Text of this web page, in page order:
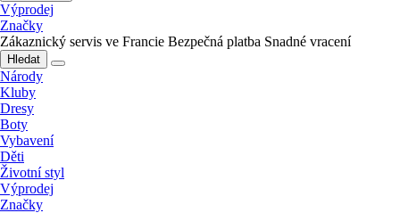
Výprodej
Značky
Zákaznický servis ve Francie Bezpečná platba Snadné vracení
Hledat
Národy
Kluby
Dresy
Boty
Vybavení
Děti
Životní styl
Výprodej
Značky